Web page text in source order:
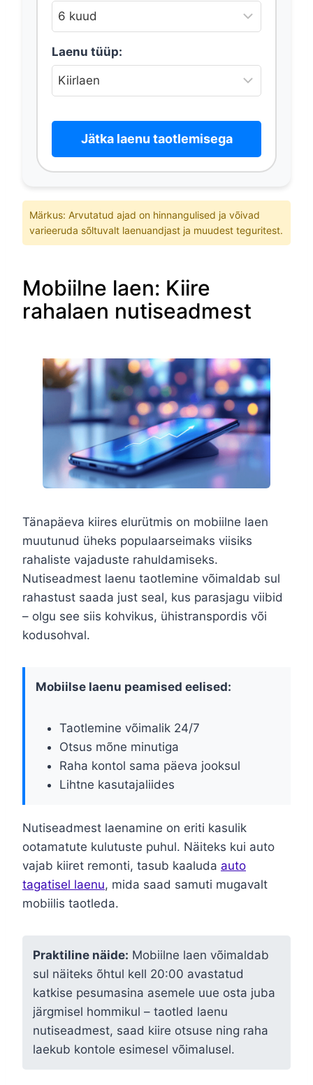
Laenu tüüp:
Jätka laenu taotlemisega
Märkus: Arvutatud ajad on hinnangulised ja võivad
varieeruda sõltuvalt laenuandjast ja muudest teguritest.
Mobiilne laen: Kiire
rahalaen nutiseadmest
Tänapäeva kiires elurütmis on mobiilne laen
muutunud üheks populaarseimaks viisiks
rahaliste vajaduste rahuldamiseks.
Nutiseadmest laenu taotlemine võimaldab sul
rahastust saada just seal, kus parasjagu viibid
– olgu see siis kohvikus, ühistranspordis või
kodusohval.
Mobiilse laenu peamised eelised:
Taotlemine võimalik 24/7
Otsus mõne minutiga
Raha kontol sama päeva jooksul
Lihtne kasutajaliides
Nutiseadmest laenamine on eriti kasulik
ootamatute kulutuste puhul. Näiteks kui auto
vajab kiiret remonti, tasub kaaluda auto
tagatisel laenu, mida saad samuti mugavalt
mobiilis taotleda.
Praktiline näide: Mobiilne laen võimaldab
sul näiteks õhtul kell 20:00 avastatud
katkise pesumasina asemele uue osta juba
järgmisel hommikul – taotled laenu
nutiseadmest, saad kiire otsuse ning raha
laekub kontole esimesel võimalusel.